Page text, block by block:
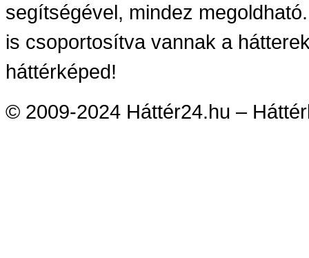
segítségével, mindez
is csoportosítva vannak a
háttérképed!
© 2009-2024 Háttér24.hu –